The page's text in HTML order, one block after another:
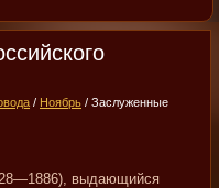
/ Ноябрь / Заслуженные
выдающийся